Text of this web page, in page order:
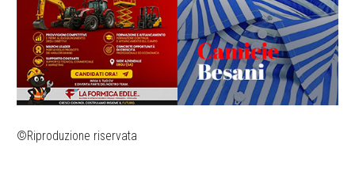
©Riproduzione riservata